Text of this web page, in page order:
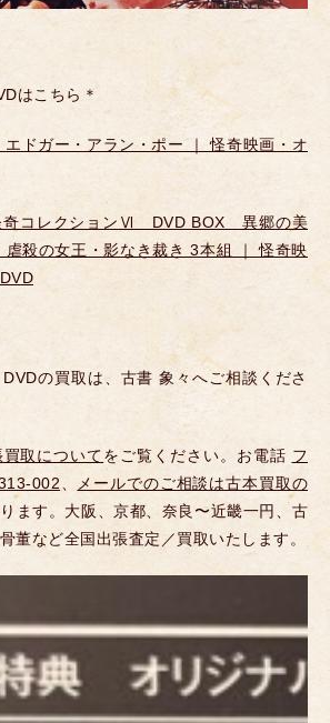
はこちら＊
ドガー・アラン・ポー ｜ 怪奇映画・オ
奇コレクションⅥ DVD BOX 異郷の美
殺の女王・影なき裁き 3本組 ｜ 怪奇映
の買取は、古書 象々へご相談くださ
取についてをご覧ください。お電話 フ
002、
メールでのご相談は古本買取の
ます。大阪、京都、奈良〜近畿一円、古
董など全国出張査定／買取いたします。